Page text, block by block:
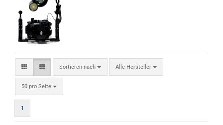
Sortieren nach Alle Hersteller
50 pro Seite
1